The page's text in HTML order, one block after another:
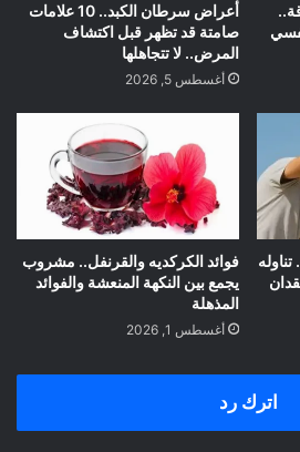
أعراض سرطان الكبد.. 10 علامات
صامتة قد تظهر قبل اكتشاف
المرض.. لا تتجاهلها
أغسطس 5, 2026
فوائد الكركديه والقرنفل.. مشروب
يجمع بين النكهة المنعشة والفوائد
المذهلة
أغسطس 1, 2026
اترك رد